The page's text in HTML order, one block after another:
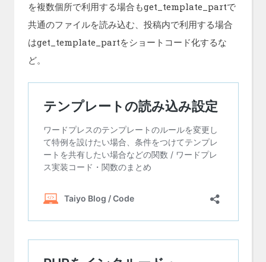
を複数個所で利用する場合もget_template_partで
共通のファイルを読み込む、投稿内で利用する場合
はget_template_partをショートコード化するな
ど。